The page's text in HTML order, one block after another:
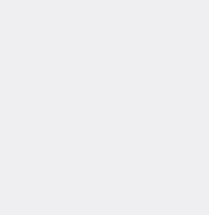
de la comida de autor, un chef puede
tienen preparados rápidamente. Vamos a